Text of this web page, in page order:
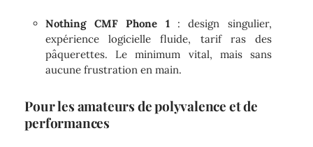
Nothing CMF Phone 1: design singulier,
expérience logicielle fluide, tarif ras des
pâquerettes. Le minimum vital, mais sans
aucune frustration en main.
Pour les amateurs de polyvalence et de
performances